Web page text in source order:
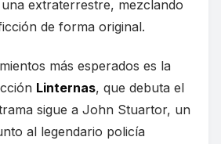
extraterrestre, mezclando
de forma original.
más esperados es la
Linternas, que debuta el
sigue a John Stuartor, un
al legendario policía